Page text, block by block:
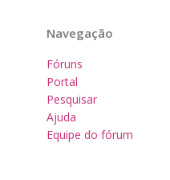
Navegação
Fóruns
Portal
Pesquisar
Ajuda
Equipe do fórum